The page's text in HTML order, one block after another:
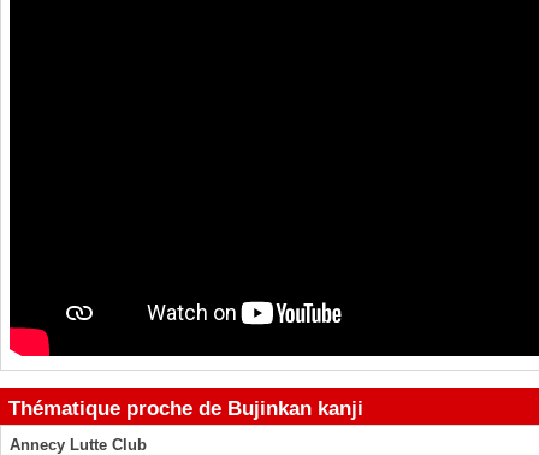
Thématique proche de Bujinkan kanji
Annecy Lutte Club